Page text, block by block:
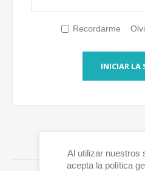
Recordarme
INICIAR LA
Al utilizar nuestros
acepta la política